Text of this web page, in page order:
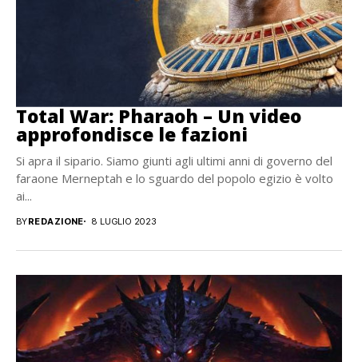
Total War: Pharaoh – Un video
approfondisce le fazioni
Si apra il sipario. Siamo giunti agli ultimi anni di governo del
faraone Merneptah e lo sguardo del popolo egizio è volto
ai...
BYREDAZIONE 8 LUGLIO 2023